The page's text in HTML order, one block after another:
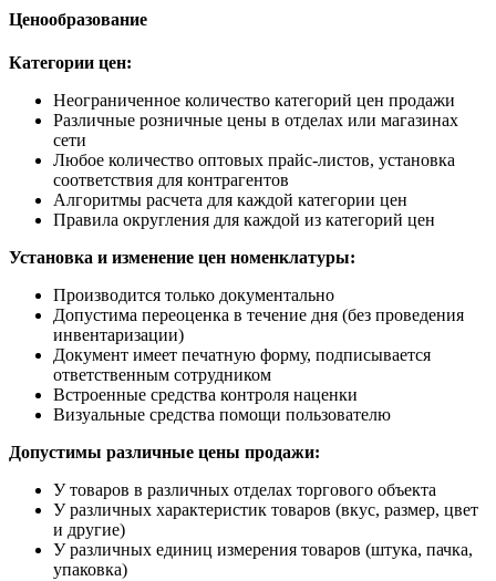
Ценообразование
Категории цен:
Неограниченное количество категорий цен продажи
Различные розничные цены в отделах или магазинах
сети
Любое количество оптовых прайс-листов, установка
соответствия для контрагентов
Алгоритмы расчета для каждой категории цен
Правила округления для каждой из категорий цен
Установка и изменение цен номенклатуры:
Производится только документально
Допустима переоценка в течение дня (без проведения
инвентаризации)
Документ имеет печатную форму, подписывается
ответственным сотрудником
Встроенные средства контроля наценки
Визуальные средства помощи пользователю
Допустимы различные цены продажи:
У товаров в различных отделах торгового объекта
У различных характеристик товаров (вкус, размер, цвет
и другие)
У различных единиц измерения товаров (штука, пачка,
упаковка)